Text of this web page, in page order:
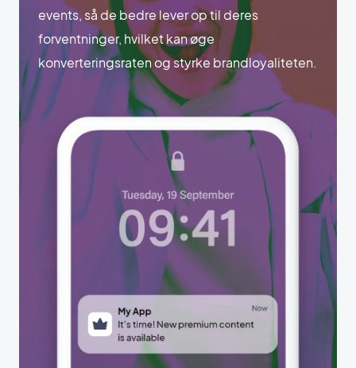
events, så de bedre lever op til deres
forventninger, hvilket kan øge
konverteringsraten og styrke brandloyaliteten.